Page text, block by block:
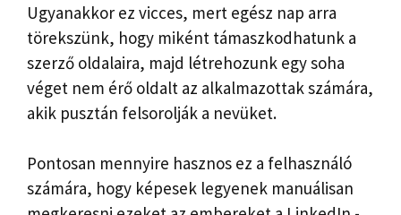
Ugyanakkor ez vicces, mert egész nap arra
törekszünk, hogy miként támaszkodhatunk a
szerző oldalaira, majd létrehozunk egy soha
véget nem érő oldalt az alkalmazottak számára,
akik pusztán felsorolják a nevüket.
Pontosan mennyire hasznos ez a felhasználó
számára, hogy képesek legyenek manuálisan